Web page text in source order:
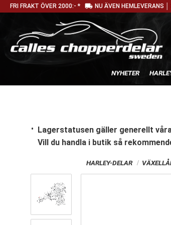
FRI FRAKT ÖVER 2000:- * local_shipping NU ÄVEN HEMLEVERANS
NYHETER
Lagerstatusen gäller generellt
Vill du handla i butik så
HARLEY-DELAR